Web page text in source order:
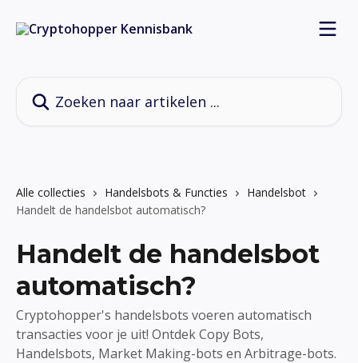
Alle collecties Handelsbots & Functies
Handelsbot
Handelt de handelsbot automatisch?
Handelt de handelsbot
automatisch?
Cryptohopper's handelsbots voeren automatisch
transacties voor je uit! Ontdek Copy Bots,
Handelsbots, Market Making-bots en Arbitrage-bots.